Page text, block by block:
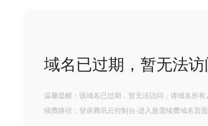
域名已过期，暂无法访
温馨提醒：该域名已过期，暂无法访问，请域名所
续费路径：登录腾讯云控制台-进入急需续费域名页